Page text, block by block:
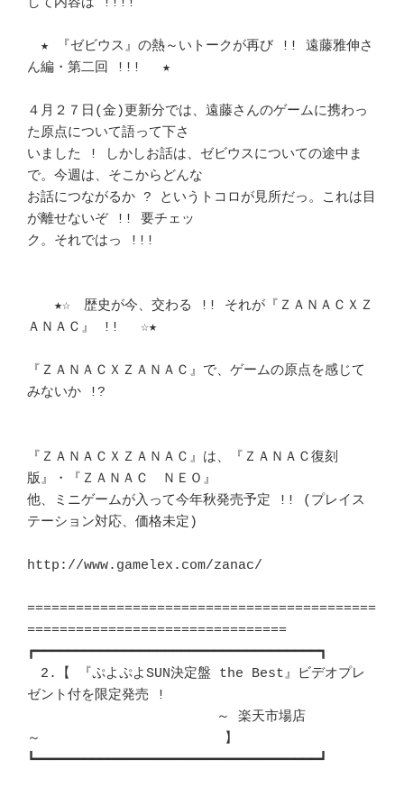
して内容は !!!!
★ 『ゼビウス』の熱～いトークが再び !! 遠藤雅伸さ
ん編・第二回 !!! 　★
４月２７日(金)更新分では、遠藤さんのゲームに携わっ
た原点について語って下さ
いました ! しかしお話は、ゼビウスについての途中ま
で。今週は、そこからどんな
お話につながるか ? というトコロが見所だっ。これは目
が離せないぞ !! 要チェッ
ク。それではっ !!!
★☆　歴史が今、交わる !! それが『ＺＡＮＡＣＸＺ
ＡＮＡＣ』 !! 　☆★
『ＺＡＮＡＣＸＺＡＮＡＣ』で、ゲームの原点を感じて
みないか !?
『ＺＡＮＡＣＸＺＡＮＡＣ』は、『ＺＡＮＡＣ復刻
版』・『ＺＡＮＡＣ　ＮＥＯ』
他、ミニゲームが入って今年秋発売予定 !! (プレイス
テーション対応、価格未定)
http://www.gamelex.com/zanac/
===========================================
================================
┏━━━━━━━━━━━━━━━━━━━━━━━━━━━━━━━━━━━┓
2.【 『ぷよぷよSUN決定盤 the Best』ビデオプレ
ゼント付を限定発売 !
～ 楽天市場店
～　　　　　　　　　　　　　 】
┗━━━━━━━━━━━━━━━━━━━━━━━━━━━━━━━━━━━┛